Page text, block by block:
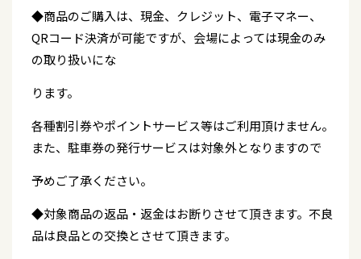
◆商品のご購入は、現金、クレジット、電子マネー、
QRコード決済が可能ですが、会場によっては現金のみ
の取り扱いにな
ります。
各種割引券やポイントサービス等はご利用頂けません。
また、駐車券の発行サービスは対象外となりますので
予めご了承ください。
◆対象商品の返品・返金はお断りさせて頂きます。不良
品は良品との交換とさせて頂きます。